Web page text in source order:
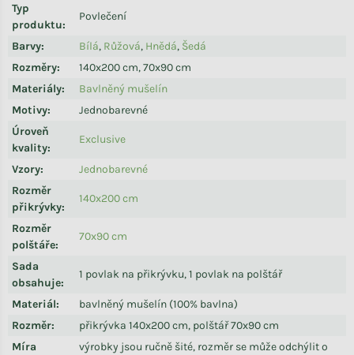
Typ
produktu:
Povlečení
Barvy: Bílá, Růžová, Hnědá, Šedá
Rozměry:
140x200 cm, 70x90 cm
Materiály:
Bavlněný mušelín
Motivy:
Jednobarevné
Úroveň
kvality:
Exclusive
Vzory:
Jednobarevné
Rozměr
přikrývky:
140x200 cm
Rozměr
polštáře:
70x90 cm
Sada
obsahuje:
1 povlak na přikrývku, 1 povlak na polštář
Materiál:
bavlněný mušelín (100% bavlna)
Rozměr:
přikrývka 140x200 cm, polštář 70x90 cm
Míra
výrobky jsou ručně šité, rozměr se může odchýlit o